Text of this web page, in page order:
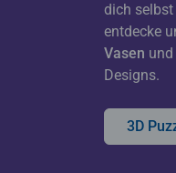
dich selbst
entdecke
Vasen
Designs.
3D